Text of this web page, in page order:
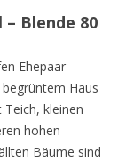
Blende 80
Ehepaar
Haus
kleinen
hohen
Bäume sind